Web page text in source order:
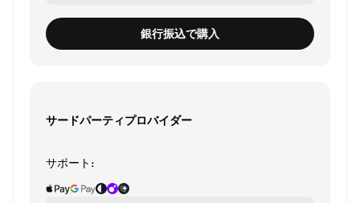
銀行振込で購入
サードパーティプロバイダー
サポート: